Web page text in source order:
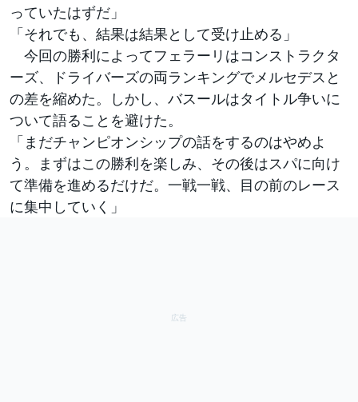
っていたはずだ」
「それでも、結果は結果として受け止める」
今回の勝利によってフェラーリはコンストラクタ
ーズ、ドライバーズの両ランキングでメルセデスと
の差を縮めた。しかし、バスールはタイトル争いに
ついて語ることを避けた。
「まだチャンピオンシップの話をするのはやめよ
う。まずはこの勝利を楽しみ、その後はスパに向け
て準備を進めるだけだ。一戦一戦、目の前のレース
に集中していく」